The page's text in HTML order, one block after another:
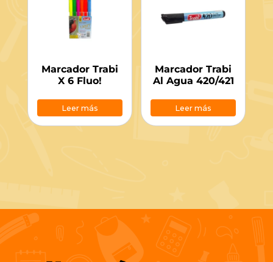
Marcador Trabi
X 6 Fluo!
Leer más
Marcador Trabi
Al Agua 420/421
Leer más